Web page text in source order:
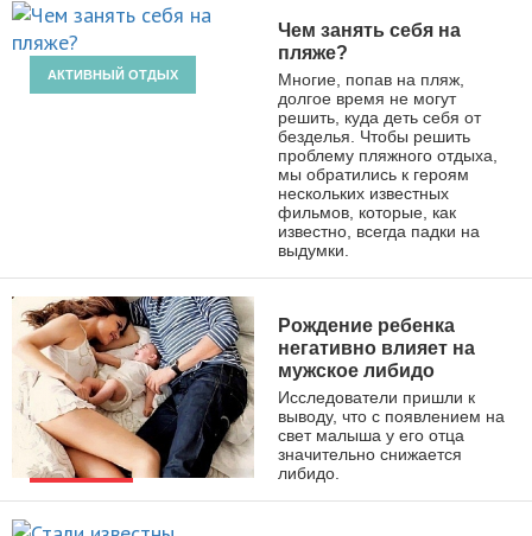
АКТИВНЫЙ ОТДЫХ
Чем занять себя на
пляже?
Многие, попав на пляж,
долгое время не могут
решить, куда деть себя от
безделья. Чтобы решить
проблему пляжного отдыха,
мы обратились к героям
нескольких известных
фильмов, которые, как
известно, всегда падки на
выдумки.
Рождение ребенка
негативно влияет на
мужское либидо
Исследователи пришли к
выводу, что с появлением на
свет малыша у его отца
значительно снижается
либидо.